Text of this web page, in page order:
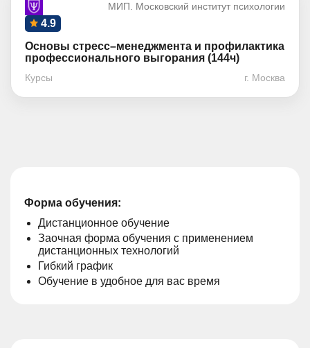
МИП. Московский институт психологии
4.9
Основы стресс–менеджмента и профилактика
профессионального выгорания (144ч)
Курсы г. Москва
Форма обучения:
Дистанционное обучение
Заочная форма обучения с применением
дистанционных технологий
Гибкий график
Обучение в удобное для вас время